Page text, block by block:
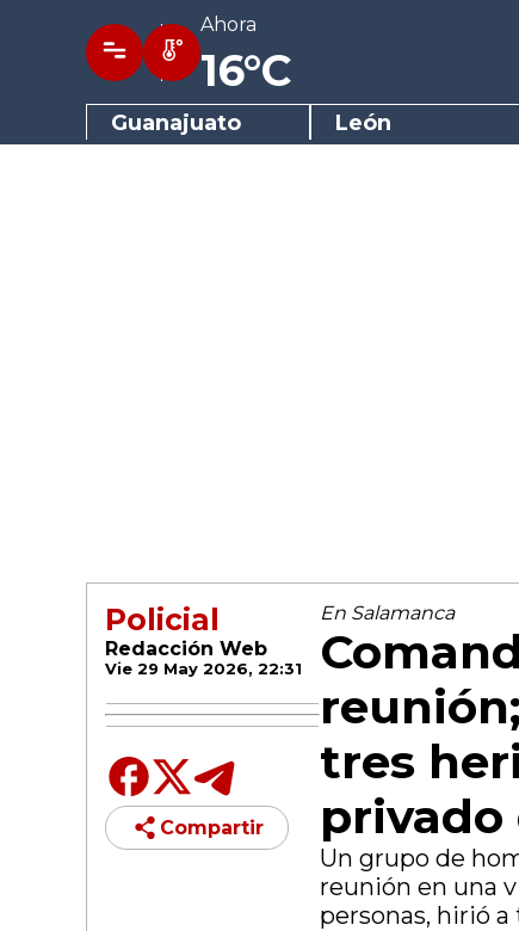
Ahora
16°C
Guanajuato León
Policial
Redacción Web
Vie 29 May 2026, 22:31
Compartir
En Salamanca
tres
privado
Un grupo de
reunión en una
personas, hirió